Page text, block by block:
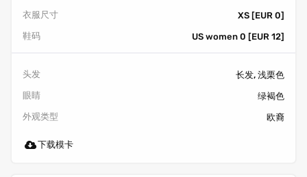
衣服尺寸
XS [EUR 0]
鞋码
US women 0 [EUR 12]
头发
长发, 浅栗色
眼睛
绿褐色
外观类型
欧裔
下载模卡